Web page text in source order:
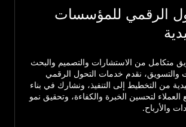
الرقمي للمؤسسات
متكامل من الاستشارات والتصميم والبحث
والتسويق، نقدم خدمات التحول الرقمي
من التخطيط إلى التنفيذ، ونشارك في بناء
لتحسين الخبرة والكفاءة، وتحقيق نمو
والأرباح.